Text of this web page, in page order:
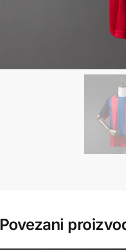
Povezani